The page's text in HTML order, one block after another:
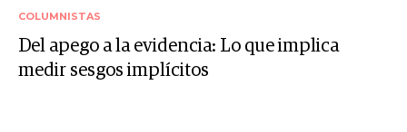
COLUMNISTAS
Del apego a la evidencia: Lo que implica
medir sesgos implícitos